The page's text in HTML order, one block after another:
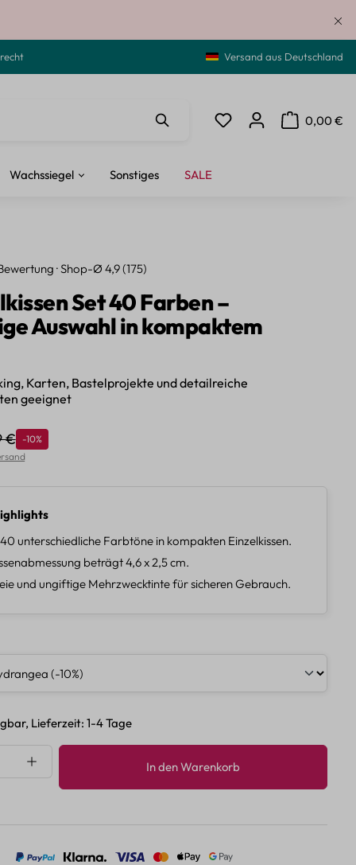
Versand aus Deutschland
Du hast 0 Produkte auf
0,00 €
Warenkorb
Wachssiegel Sonstiges SALE
· Shop-Ø 4,9 (175)
Set 40 Farben –
Auswahl in kompaktem
Karten, Bastelprojekte und detailreiche
geeignet
Preis:
€ Rabatt
-10%
unterschiedliche Farbtöne in kompakten Einzelkissen.
beträgt 4,6 x 2,5 cm.
und ungiftige Mehrzwecktinte für sicheren Gebrauch.
Lieferzeit: 1-4 Tage
Gib den gewünschten Wert ein
In den Warenkorb